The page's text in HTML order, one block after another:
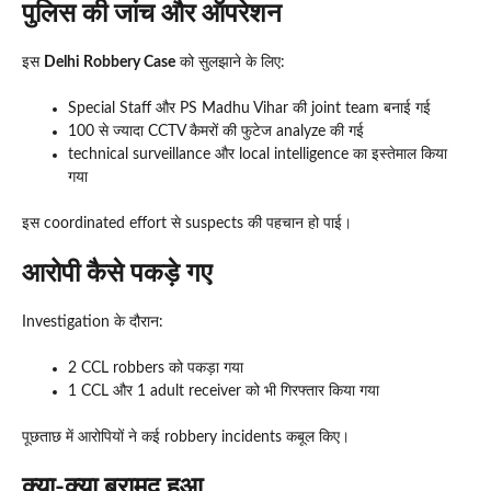
पुलिस की जांच और ऑपरेशन
इस Delhi Robbery Case को सुलझाने के लिए:
Special Staff और PS Madhu Vihar की joint team बनाई गई
100 से ज्यादा CCTV कैमरों की फुटेज analyze की गई
technical surveillance और local intelligence का इस्तेमाल किया
गया
इस coordinated effort से suspects की पहचान हो पाई।
आरोपी कैसे पकड़े गए
Investigation के दौरान:
2 CCL robbers को पकड़ा गया
1 CCL और 1 adult receiver को भी गिरफ्तार किया गया
पूछताछ में आरोपियों ने कई robbery incidents कबूल किए।